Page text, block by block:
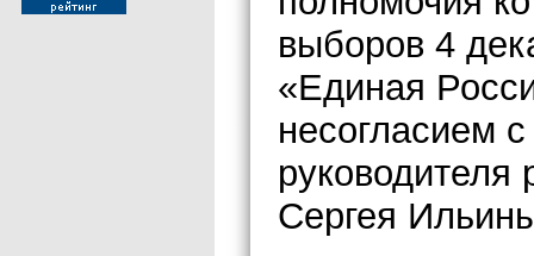
выборов 4
«Единая
несогласием
руководителя
Сергея